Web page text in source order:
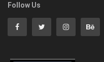
Follow Us